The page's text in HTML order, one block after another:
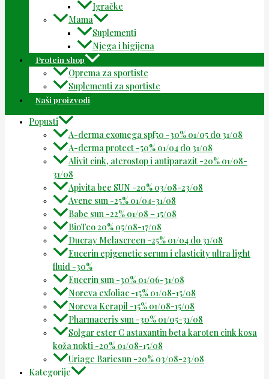
Igračke
Mama
Suplementi
Njega i higijena
Protein shop
Oprema za sportiste
Suplementi za sportiste
Naši proizvodi
Popusti
A-derma exomega spf50 -30% 01/05 do 31/08
A-derma protect -50% 01/04 do 31/08
Alivit cink, aterostop i antiparazit -20% 01/08-
31/08
Apivita bee SUN -20% 03/08-23/08
Avene sun -25% 01/04-31/08
Babe sun -22% 01/08 – 15/08
BioTeo 20% 05/08-17/08
Ducray Melascreen -25% 01/04 do 31/08
Eucerin epigenetic serum i elasticity ultra light
fluid -30%
Eucerin sun -30% 01/06-31/08
Noreva exfoliac -15% 01/08-15/08
Noreva Kerapil -15% 01/08-15/08
Pharmaceris sun -30% 01/05-31/08
Solgar ester C astaxantin beta karoten cink kosa
koža nokti -20% 01/08-15/08
Uriage Bariesun -20% 03/08-23/08
Kategorije